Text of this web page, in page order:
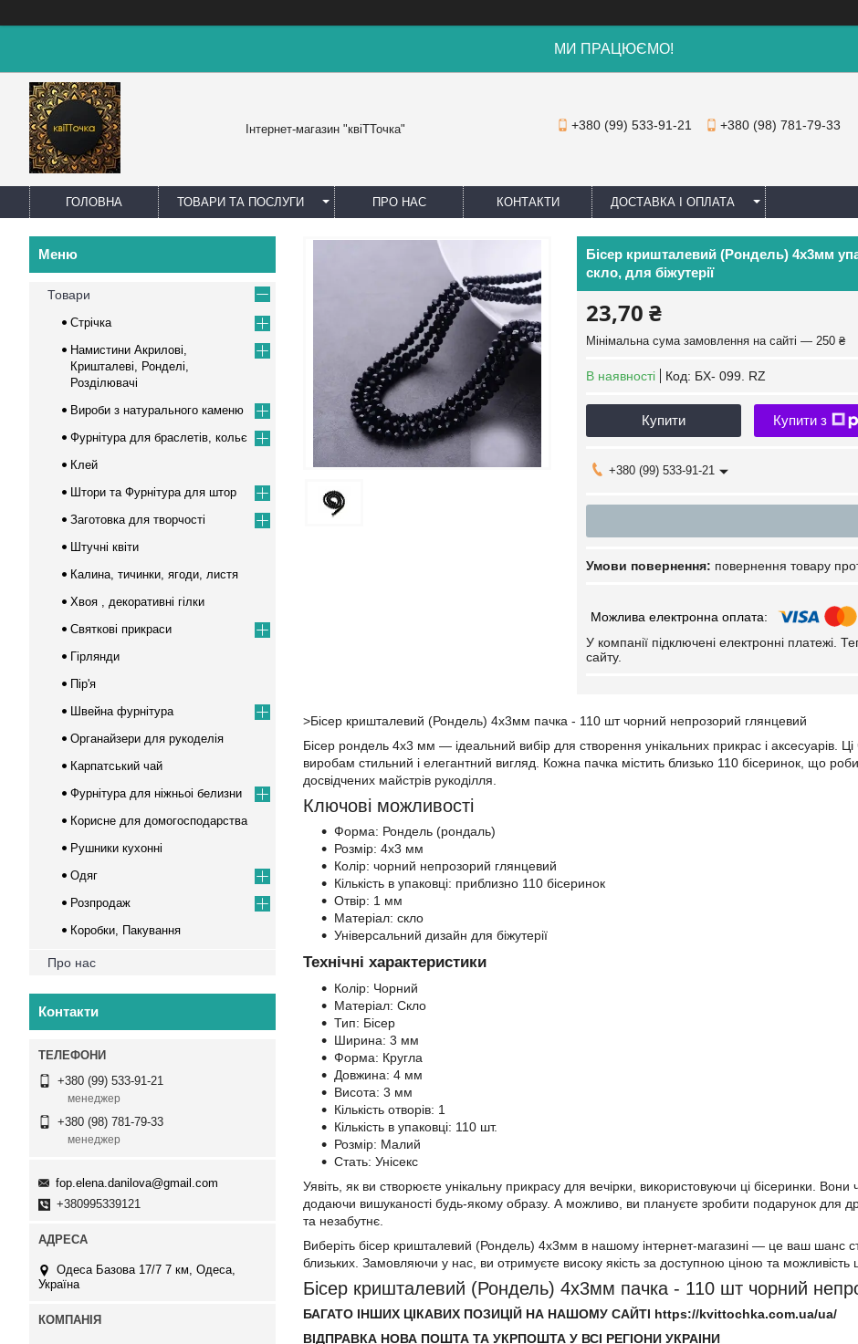
МИ ПРАЦЮЄМО!
Інтернет-магазин "квіТТочка" +380 (99) 533-91-21 +380 (98) 781-79-33
ГОЛОВНА ТОВАРИ ТА ПОСЛУГИ ПРО НАС КОНТАКТИ ДОСТАВКА І ОПЛАТА
Бісер кришталевий (Рондель) 4х3мм
скло, для біжутерії
23,70 ₴
Мінімальна сума замовлення на сайті — 250 ₴
В наявності Код: БХ- 099. RZ
Купити Купити з
+380 (99) 533-91-21
повернення товару
У компанії підключені електронні платежі.
сайту.
>Бісер кришталевий (Рондель) 4х3мм пачка - 110 шт чорний непрозорий глянцевий
Бісер рондель 4х3 мм — ідеальний вибір для створення унікальних прикрас і аксесуарів.
виробам стильний і елегантний вигляд. Кожна пачка містить близько 110 бісеринок, що
досвідчених майстрів рукоділля.
Ключові можливості
Форма: Рондель (рондаль)
Розмір: 4х3 мм
Колір: чорний непрозорий глянцевий
Кількість в упаковці: приблизно 110 бісеринок
Отвір: 1 мм
Матеріал: скло
Універсальний дизайн для біжутерії
Технічні характеристики
Колір: Чорний
Матеріал: Скло
Тип: Бісер
Ширина: 3 мм
Форма: Кругла
Довжина: 4 мм
Висота: 3 мм
Кількість отворів: 1
Кількість в упаковці: 110 шт.
Розмір: Малий
Стать: Унісекс
Уявіть, як ви створюєте унікальну прикрасу для вечірки, використовуючи ці бісеринки.
додаючи вишуканості будь-якому образу. А можливо, ви плануєте зробити подарунок для
та незабутнє.
Виберіть бісер кришталевий (Рондель) 4х3мм в нашому інтернет-магазині — це ваш шанс
близьких. Замовляючи у нас, ви отримуєте високу якість за доступною ціною та можливість
Бісер кришталевий (Рондель) 4х3мм пачка - 110 шт чорний
БАГАТО ІНШИХ ЦІКАВИХ ПОЗИЦІЙ НА НАШОМУ САЙТІ https://kvittochka.com.ua/ua/
ВІДПРАВКА НОВА ПОШТА ТА УКРПОШТА У ВСІ РЕГІОНИ УКРАІНИ
Товари
Стрічка
Намистини Акрилові,
Кришталеві, Ронделі,
Розділювачі
Вироби з натурального каменю
Фурнітура для браслетів, кольє
Клей
Штори та Фурнітура для штор
Заготовка для творчості
Штучні квіти
Калина, тичинки, ягоди, листя
Хвоя , декоративні гілки
Cвяткові прикраси
Гірлянди
Пір'я
Швейна фурнітура
Органайзери для рукоделія
Карпатський чай
Фурнітура для ніжньоі белизни
Корисне для домогосподарства
Рушники кухонні
Одяг
Розпродаж
Коробки, Пакування
Про нас
Контакти
+380 (99) 533-91-21
менеджер
+380 (98) 781-79-33
менеджер
fop.elena.danilova@gmail.com
+380995339121
Одеса Базова 17/7 7 км, Одеса,
Україна